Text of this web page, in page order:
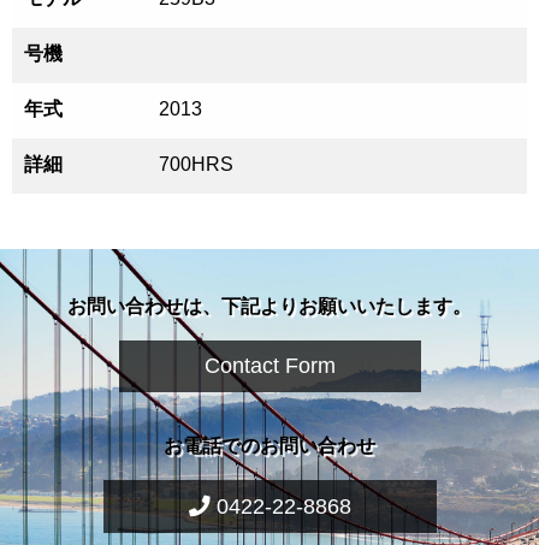
号機
年式 2013
詳細 700HRS
お問い合わせは、下記よりお願いいたします。
Contact Form
お電話でのお問い合わせ
0422-22-8868